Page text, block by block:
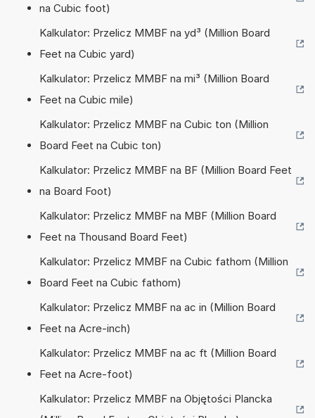
na Cubic foot)
Kalkulator: Przelicz MMBF na yd³ (Million Board
Feet na Cubic yard)
Kalkulator: Przelicz MMBF na mi³ (Million Board
Feet na Cubic mile)
Kalkulator: Przelicz MMBF na Cubic ton (Million
Board Feet na Cubic ton)
Kalkulator: Przelicz MMBF na BF (Million Board Feet
na Board Foot)
Kalkulator: Przelicz MMBF na MBF (Million Board
Feet na Thousand Board Feet)
Kalkulator: Przelicz MMBF na Cubic fathom (Million
Board Feet na Cubic fathom)
Kalkulator: Przelicz MMBF na ac in (Million Board
Feet na Acre-inch)
Kalkulator: Przelicz MMBF na ac ft (Million Board
Feet na Acre-foot)
Kalkulator: Przelicz MMBF na Objętości Plancka